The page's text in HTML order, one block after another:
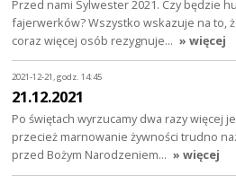
Przed nami Sylwester 2021. Czy będzie
fajerwerków? Wszystko wskazuje na to,
coraz więcej osób rezygnuje… » więcej
2021-12-21, godz. 14:45
21.12.2021
Po świętach wyrzucamy dwa razy więcej
przecież marnowanie żywności trudno
przed Bożym Narodzeniem… » więcej